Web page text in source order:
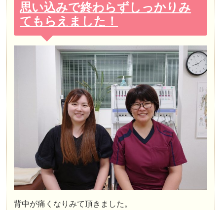
思い込みで終わらずしっかりみ
てもらえました！
背中が痛くなりみて頂きました。